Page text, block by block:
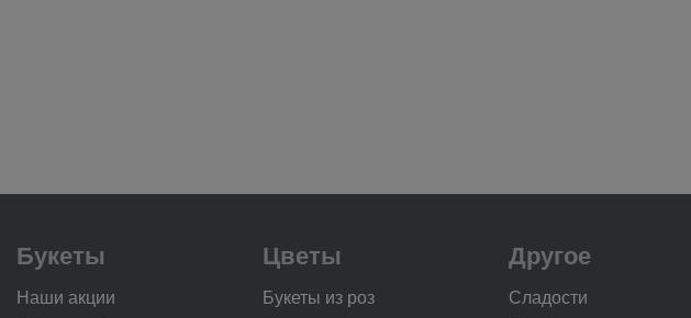
Букеты
Наши акции
Цветы
Букеты из роз
Другое
Сладости